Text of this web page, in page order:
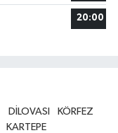
20:00
DİLOVASI
KÖRFEZ
KARTEPE